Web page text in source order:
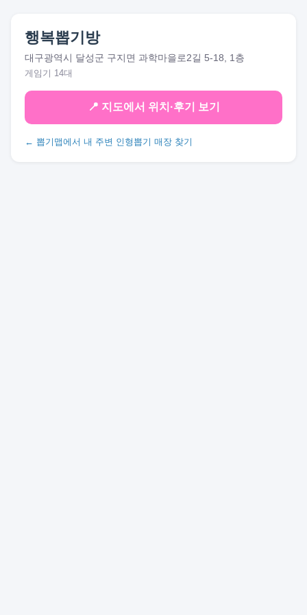
행복뽑기방
대구광역시 달성군 구지면 과학마을로2길 5-18, 1층
게임기 14대
📍 지도에서 위치·후기 보기
← 뽑기맵에서 내 주변 인형뽑기 매장 찾기